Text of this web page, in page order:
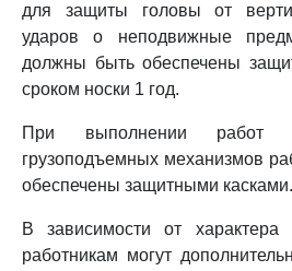
для защиты головы от
ударов о неподвижные
должны быть обеспечены
сроком носки 1 год.
При выполнении работ с
грузоподъемных механизмов
обеспечены защитными касками.
В зависимости от
работникам могут